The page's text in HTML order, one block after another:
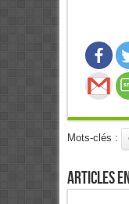
Mots-clés :
Articles